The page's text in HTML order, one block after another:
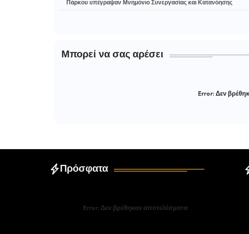
Πάρκου υπέγραψαν Μνημόνιο Συνεργασίας και Κατανόησης
Μπορεί να σας αρέσει
Error: Δεν
Πρόσφατα
Error: Δεν βρέθηκαν αποτελέσματα